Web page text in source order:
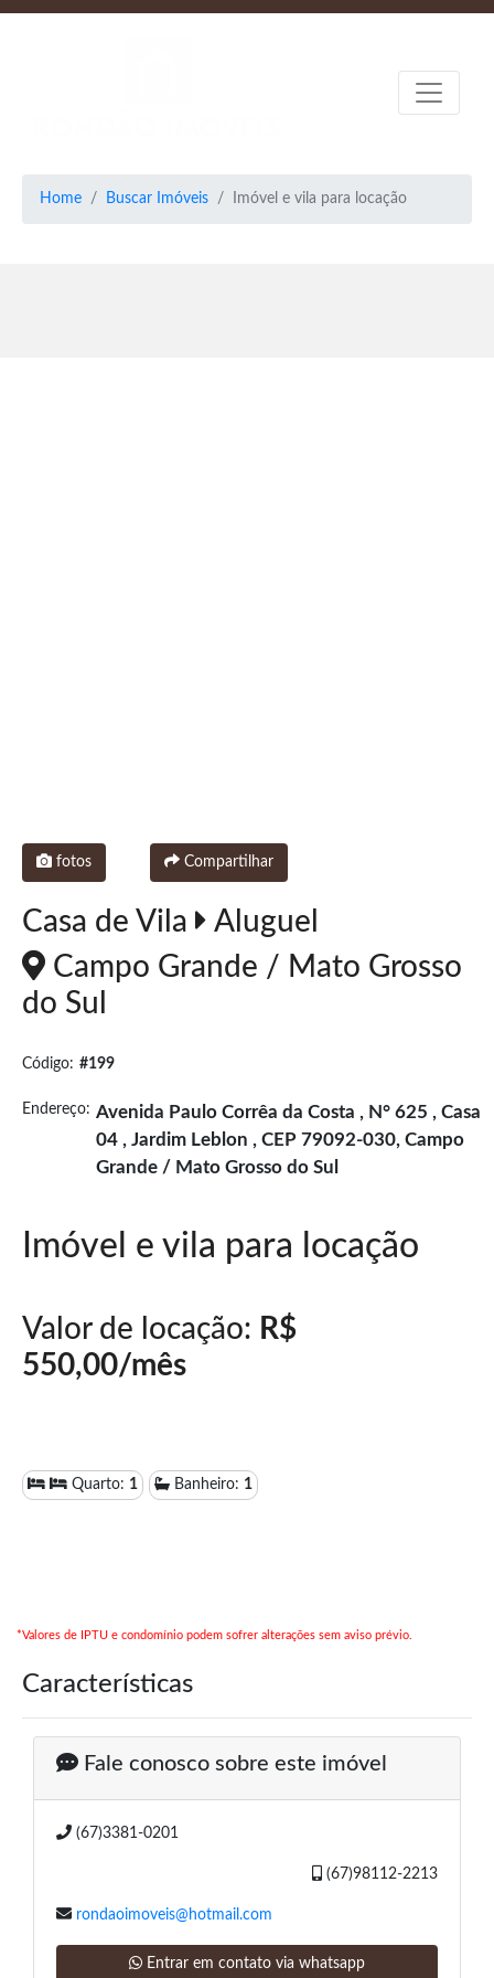
Home Buscar Imóveis Imóvel e vila para locação
fotos Compartilhar
Casa de Vila
Aluguel
Campo Grande / Mato Grosso
do Sul
Código: #199
Endereço: Avenida Paulo Corrêa da Costa , N° 625 , Casa
04 , Jardim Leblon , CEP 79092-030, Campo
Grande / Mato Grosso do Sul
Imóvel e vila para locação
Valor de locação: R$
550,00/mês
Quarto: 1 Banheiro: 1
*Valores de IPTU e condomínio podem sofrer alterações sem aviso prévio.
Características
Fale conosco sobre este imóvel
(67)3381-0201
(67)98112-2213
rondaoimoveis@hotmail.com
Entrar em contato via whatsapp